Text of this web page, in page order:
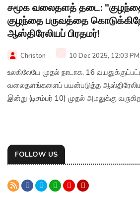
சமூக வலைதளத் தடை:
குழந்தை பருவத்தை
ஆஸ்திரேலியப் பிரதமர்!
Christon 10 Dec 2025, 12:03 PM
உலகிலேயே முதல் நாடாக, 16
வலைதளங்களைப் பயன்படுத்த ஆஸ்திரேலிய
இன்று (டிசம்பர் 10) முதல் அமலுக்கு
FOLLOW US